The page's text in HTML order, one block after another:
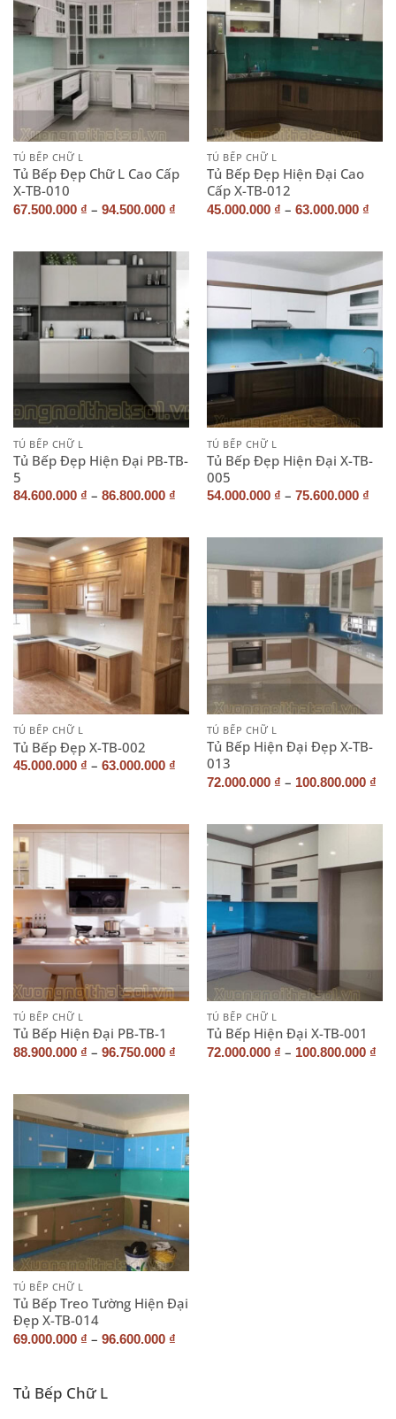
TỦ BẾP CHỮ L
Tủ Bếp Đẹp Chữ L Cao Cấp
X-TB-010
67.500.000 ₫ – 94.500.000 ₫
TỦ BẾP CHỮ L
Tủ Bếp Đẹp Hiện Đại Cao
Cấp X-TB-012
45.000.000 ₫ – 63.000.000 ₫
TỦ BẾP CHỮ L
Tủ Bếp Đẹp Hiện Đại PB-TB-
5
84.600.000 ₫ – 86.800.000 ₫
TỦ BẾP CHỮ L
Tủ Bếp Đẹp Hiện Đại X-TB-
005
54.000.000 ₫ – 75.600.000 ₫
TỦ BẾP CHỮ L
Tủ Bếp Đẹp X-TB-002
45.000.000 ₫ – 63.000.000 ₫
TỦ BẾP CHỮ L
Tủ Bếp Hiện Đại Đẹp X-TB-
013
72.000.000 ₫ – 100.800.000 ₫
TỦ BẾP CHỮ L
Tủ Bếp Hiện Đại PB-TB-1
88.900.000 ₫ – 96.750.000 ₫
TỦ BẾP CHỮ L
Tủ Bếp Hiện Đại X-TB-001
72.000.000 ₫ – 100.800.000 ₫
TỦ BẾP CHỮ L
Tủ Bếp Treo Tường Hiện Đại
Đẹp X-TB-014
69.000.000 ₫ – 96.600.000 ₫
Tủ Bếp Chữ L